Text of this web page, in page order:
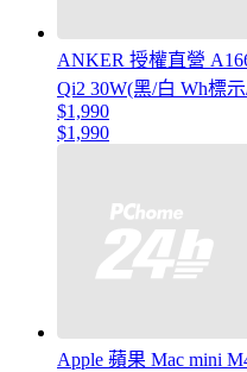
ANKER 授權直營
Qi2 30W(黑/白 Wh標
$1,990
$1,990
Apple 蘋果 Mac mini